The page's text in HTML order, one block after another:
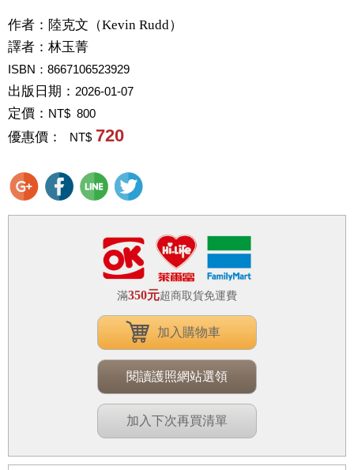
作者： 陸克文（Kevin Rudd）
譯者： 林玉菁
ISBN：8667106523929
出版日期： 2026-01-07
定價： NT$ 800
優惠價： NT$ 720
滿350元超商取貨免運費
加入購物車
閱讀護照網站選領
加入下次再買清單